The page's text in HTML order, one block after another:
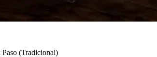
(Tradicional)